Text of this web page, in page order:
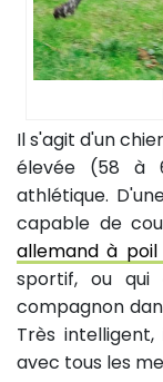
Il s'agit d'un
élevée (58 à
athlétique.
capable de
allemand à
sportif, ou
compagnon
Très
avec tous les